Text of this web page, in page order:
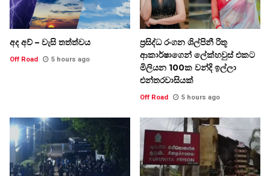
අද අව් – වැසි තත්ත්වය
Off Road 5 hours ago
ප්‍රසිද්ධ රංගන ශිල්පිනී රිතූ
ආකාර්ෂාගෙන් ලේක්හවුස් එකට
මිලියන 100ක වන්දි ඉල්ලා
එන්තරවාසියක්
Off Road 5 hours ago